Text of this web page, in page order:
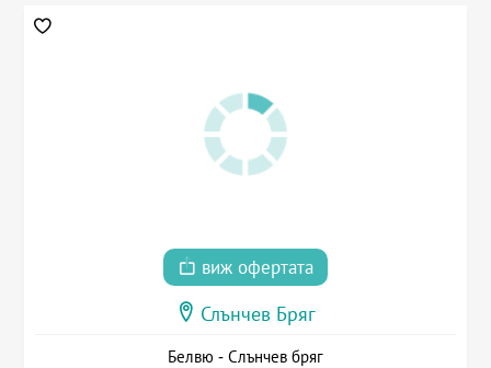
виж офертата
Слънчев Бряг
Белвю - Слънчев бряг